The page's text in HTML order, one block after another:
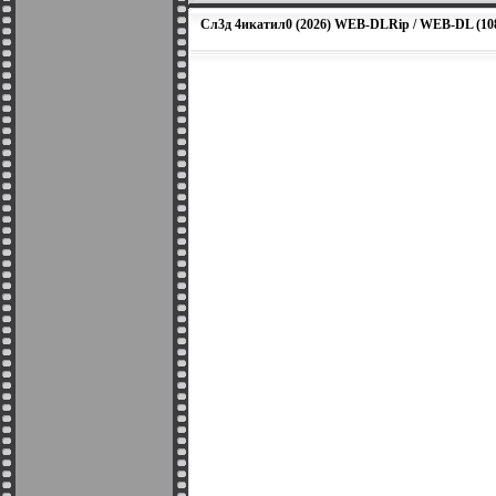
Cл3д 4икaтил0 (2026) WEB-DLRip / WEB-DL